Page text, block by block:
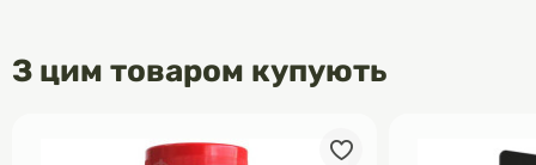
Натуральний антиоксидант SubStar ULTRA на основі
розмарину завдяки протимікробним і протизапальним
захворюванням тварини.
З цим товаром купують